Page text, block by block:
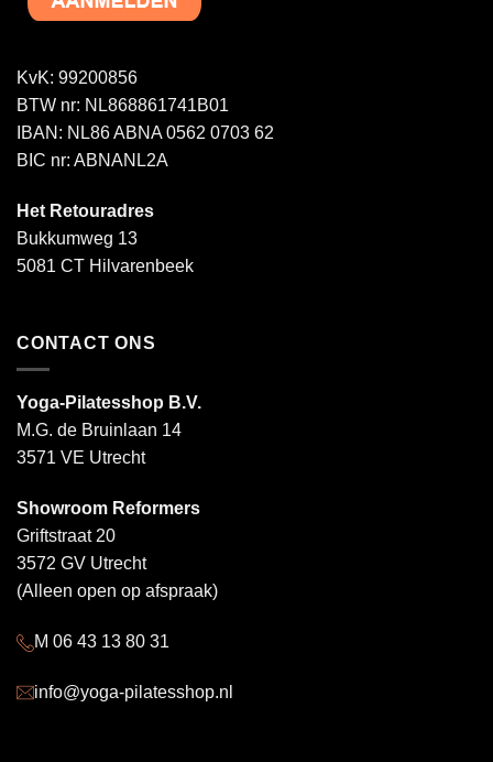
KvK: 99200856
BTW nr: NL868861741B01
IBAN: NL86 ABNA 0562 0703 62
BIC nr: ABNANL2A
Het Retouradres
Bukkumweg 13
5081 CT Hilvarenbeek
CONTACT ONS
Yoga-Pilatesshop B.V.
M.G. de Bruinlaan 14
3571 VE Utrecht
Showroom Reformers
Griftstraat 20
3572 GV Utrecht
(Alleen open op afspraak)
M 06 43 13 80 31
info@yoga-pilatesshop.nl